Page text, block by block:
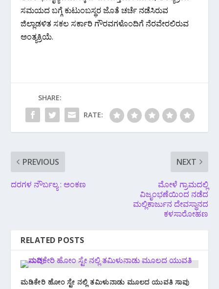
ಸಮಯದ ಬಗ್ಗೆ ಕುಟುಂಬಸ್ಥರ ಜೊತೆ ಚರ್ಚೆ ನಡೆಸಿರುವ
ಜಿಲ್ಲಾಡಳಿತ ಸಕಲ ಸರ್ಕಾರಿ ಗೌರವಗಳೊಂದಿಗೆ ನೆರವೇರಲಿರುವ
ಅಂತ್ಯಕ್ರಿಯೆ.
SHARE:
RATE:
PREVIOUS
ದರಗಳ ನೌರ್ಬಲ್ಯ : ಅಂಕಣ
NEXT
ಮೋಳೆ ಗ್ರಾಮದಲ್ಲಿ
ವಿಜೃಂಭಣೆಯಿಂದ ನಡೆದ
ಮಲ್ಲಿಕಾರ್ಜುನ ದೇವಸ್ಥಾನದ
ಕಳಸಾರೋಹಣ
RELATED POSTS
ಮಡಿಕೇರಿ ಹೋಂ ಸ್ಟೇ ನಲ್ಲಿ ತಮಿಳುನಾಡು ಮೂಲದ ಯುವತಿ ಸಾವು